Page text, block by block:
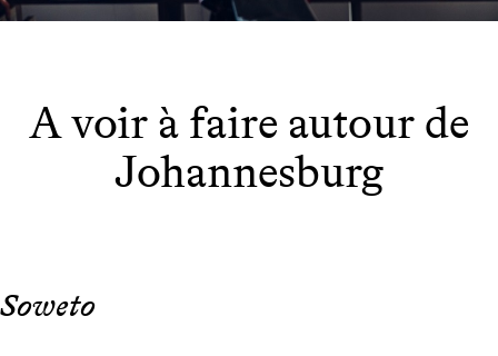
A voir à faire autour de
Johannesburg
Soweto